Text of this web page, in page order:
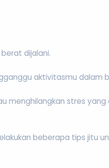
dijalani.
aktivitasmu dalam
menghilangkan stres yang
beberapa tips jitu